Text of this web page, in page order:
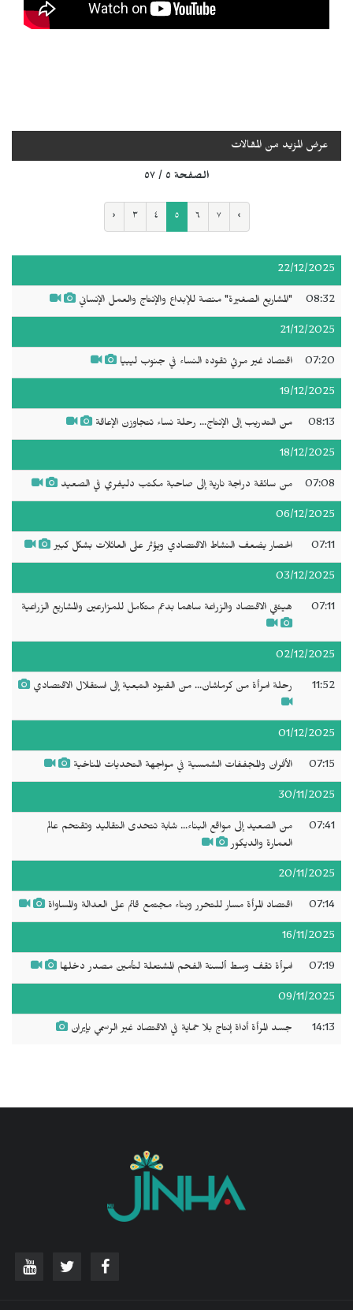
عرض المزيد من المقالات
الصفحة ٥ / ٥٧
‹ ٣ ٤ ٥ ٦ ٧ ›
22/12/2025
08:32 "المشاريع الصغيرة" منصة للإبداع والإنتاج والعمل الإنساني
21/12/2025
07:20 اقتصاد غير مرئي تقوده النساء في جنوب ليبيا
19/12/2025
08:13 من التدريب إلى الإنتاج... رحلة نساء تتجاوزن الإعاقة
18/12/2025
07:08 من سائقة دراجة نارية إلى صاحبة مكتب دليفري في الصعيد
06/12/2025
07:11 الحصار يضعف النشاط الاقتصادي ويؤثر على العائلات بشكل كبير
03/12/2025
07:11 هيئتي الاقتصاد والزراعة ساهما بدعم متكامل للمزارعين والمشاريع الزراعية
02/12/2025
11:52 رحلة امرأة من كرماشان... من القيود التبعية إلى استقلال الاقتصادي
01/12/2025
07:15 الأفران والمجففات الشمسية في مواجهة التحديات المناخية
30/11/2025
07:41
من الصعيد إلى مواقع البناء... شابة تتحدى التقاليد وتقتحم عالم
العمارة والديكور
20/11/2025
07:14 اقتصاد المرأة مسار للتحرر وبناء مجتمع قائم على العدالة والمساواة
16/11/2025
07:19 امرأة تقف وسط ألسنة الفحم المشتعلة لتأمين مصدر دخلها
09/11/2025
14:13 جسد المرأة أداة إنتاج بلا حماية في الاقتصاد غير الرسمي بإيران